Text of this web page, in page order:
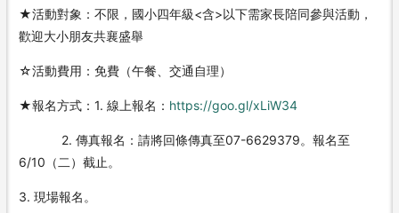
★活動對象：不限，國小四年級<含>以下需家長陪同參與活動，
歡迎大小朋友共襄盛舉
☆活動費用：免費（午餐、交通自理）
★報名方式：1. 線上報名： https://goo.gl/xLiW34
2. 傳真報名：請將回條傳真至07-6629379。報名至
6/10（二）截止。
3. 現場報名。